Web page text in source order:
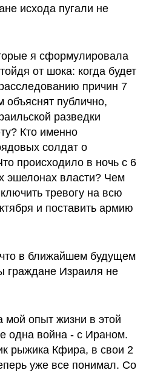
исхода пугали не
я сформулировала
от шока: когда будет
причин 7
объяснят публично,
разведки
Кто именно
солдат о
происходило в ночь с 6
эшелонах власти? Чем
тревогу на всю
и поставить армию
что в ближайшем будущем
граждане Израиля не
мой опыт жизни в этой
одна война - с Ираном.
рыжика Кфира, в свои 2
уже все понимал. Со